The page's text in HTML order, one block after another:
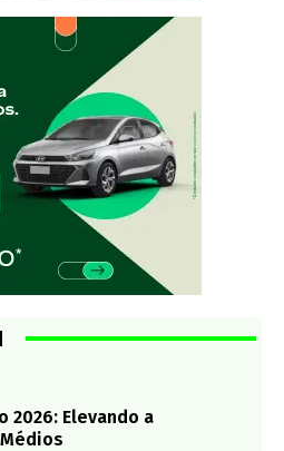
2026: Elevando a